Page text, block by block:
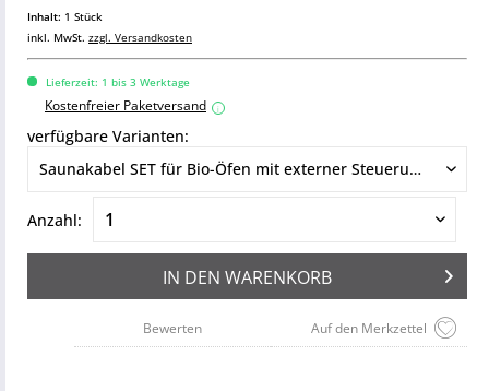
Inhalt: 1 Stück
inkl. MwSt. zzgl. Versandkosten
Lieferzeit: 1 bis 3 Werktage
Kostenfreier Paketversand i
verfügbare Varianten:
Anzahl:
IN DEN WARENKORB
Auf den Merkzettel
Bewerten